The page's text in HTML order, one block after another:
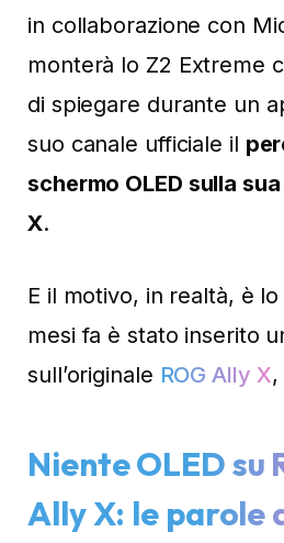
in collaborazione con
monterà lo Z2 Extreme
di spiegare durante un
suo canale ufficiale il
schermo OLED sulla
X.
E il motivo, in realtà, è
mesi fa è stato inserito
sull’originale ROG Ally X,
Niente OLED su
Ally X: le parole